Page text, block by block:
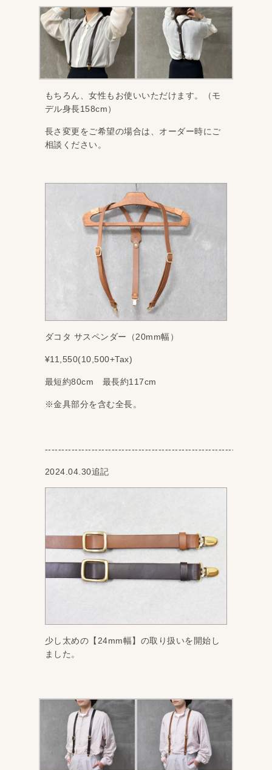
もちろん、女性もお使いいただけます。（モ
デル身長158cm）
長さ変更をご希望の場合は、オーダー時にご
相談ください。
ダコタ サスペンダー（20mm幅）
¥11,550(10,500+Tax)
最短約80cm 最長約117cm
※金具部分を含む全長。
2024.04.30追記
少し太めの【24mm幅】の取り扱いを開始し
ました。